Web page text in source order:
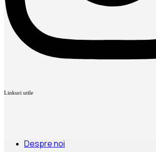
Linkuri utile
Despre noi